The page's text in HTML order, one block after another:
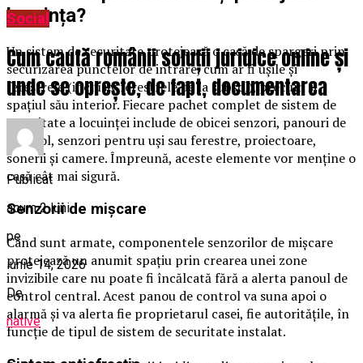
locuința?
Un sistem de securitate protejează o casă de spargeri prin
securizarea punctelor de intrare, cum ar fi ușile și
ferestrele (inclusiv ferestrele de la subsol), precum și
spațiul său interior. Fiecare pachet complet de sistem de
securitate a locuinței include de obicei senzori, panouri de
control, senzori pentru uși sau ferestre, proiectoare,
sonerii și camere. Împreună, aceste elemente vor menține o
casă cât mai sigură.
Senzorii de mișcare
Când sunt armate, componentele senzorilor de mișcare
protejează un anumit spațiu prin crearea unei zone
invizibile care nu poate fi încălcată fără a alerta panoul de
control central. Acest panou de control va suna apoi o
alarmă și va alerta fie proprietarul casei, fie autoritățile, în
funcție de tipul de sistem de securitate instalat.
Social
Cum caută românii soluții juridice online și
unde se oprește, de fapt, documentarea
Publicat
acum 2 luni
pe
iunie 14, 2026
De
native